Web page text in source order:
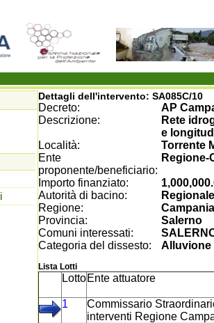
Dettagli dell'intervento: SA085C/10
Decreto:
AP
Descrizione:
Rete
e
Località:
Torrente
Ente
proponente/beneficiario:
Regione-
Importo finanziato:
Autorità di bacino:
Regione:
Campania
Provincia:
Salerno
Comuni interessati:
Categoria del dissesto:
Alluvione
Lista Lotti
LottoEnte attuatore
1
Commissario
interventi Regione